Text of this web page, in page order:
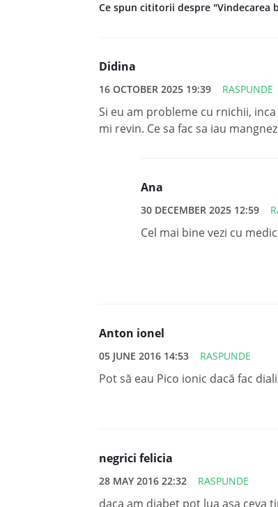
Ce spun cititorii despre "Vindecarea
Didina
16 OCTOBER 2025 19:39 RASPUNDE
Si eu am probleme cu rnichii,
mi revin. Ce sa fac sa iau
Ana
30 DECEMBER 2025 12:59
Cel mai bine vezi cu
Anton ionel
05 JUNE 2016 14:53 RASPUNDE
Pot să eau Pico ionic dacă fac
negrici felicia
28 MAY 2016 22:32 RASPUNDE
daca am diabet pot lua asa ceva